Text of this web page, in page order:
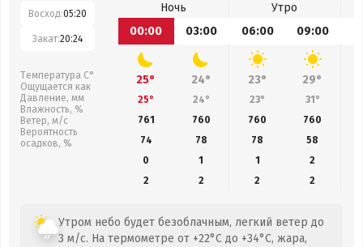
Восход:05:20
Закат:20:24
Температура С°
Ощущается как
Давление, мм
Влажность, %
Ветер, м/с
Вероятность
осадков, %
Ночь
Утро
00:00
03:00 06:00 09:00
25° 24° 23° 29°
25° 24° 23° 31°
761
760 760 760
74
78 78
58
0
1 1
2
2
2 2 2
Утром небо будет безоблачным, легкий ветер до
3 м/с. На термометре от +22°C до +34°C, жара,